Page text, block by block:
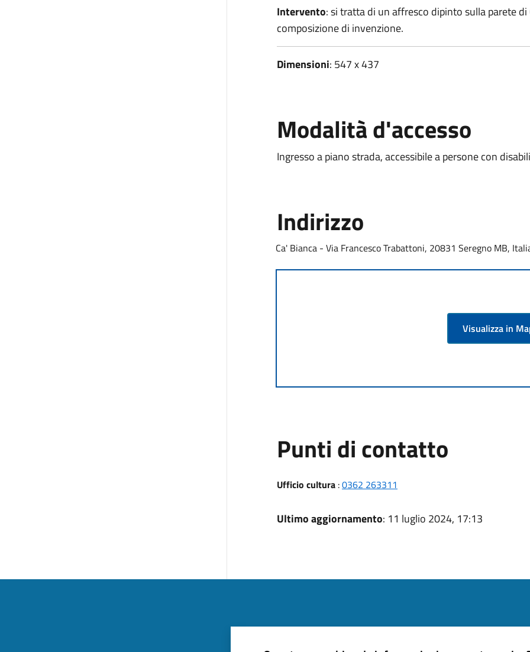
Intervento: si tratta di un affresco dipinto sulla parete di
composizione di invenzione.
Dimensioni: 547 x 437
Modalità d'accesso
Ingresso a piano strada, accessibile a persone con
Indirizzo
Ca' Bianca - Via Francesco Trabattoni, 20831 Seregno MB,
Visualizza in
Punti di contatto
Ufficio cultura:0362 263311
Ultimo aggiornamento: 11 luglio 2024, 17:13